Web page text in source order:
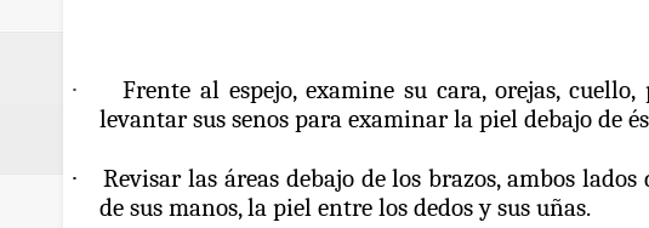
· Frente al espejo,examine su cara, orejas,
levantar sus senos para examinar la piel debajo de
·
Revisar las áreas debajo de los brazos, ambos
de sus manos, la piel entre los dedos y sus uñas.